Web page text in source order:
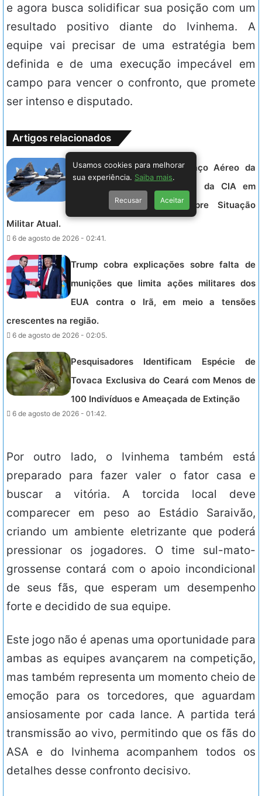
e agora busca solidificar sua posição com um
resultado positivo diante do Ivinhema. A
equipe vai precisar de uma estratégia bem
definida e de uma execução impecável em
campo para vencer o confronto, que promete
ser intenso e disputado.
Artigos relacionados
Rússia Pode Controlar Espaço Aéreo da
Ucrânia, Afirma Ex-Analista da CIA em
Avaliação Preocupante sobre Situação
Militar Atual.
6 de agosto de 2026 - 02:41.
Trump cobra explicações sobre falta de
munições que limita ações militares dos
EUA contra o Irã, em meio a tensões
crescentes na região.
6 de agosto de 2026 - 02:05.
Pesquisadores Identificam Espécie de
Tovaca Exclusiva do Ceará com Menos de
100 Indivíduos e Ameaçada de Extinção
6 de agosto de 2026 - 01:42.
Por outro lado, o Ivinhema também está
preparado para fazer valer o fator casa e
buscar a vitória. A torcida local deve
comparecer em peso ao Estádio Saraivão,
criando um ambiente eletrizante que poderá
pressionar os jogadores. O time sul-mato-
grossense contará com o apoio incondicional
de seus fãs, que esperam um desempenho
forte e decidido de sua equipe.
Este jogo não é apenas uma oportunidade para
ambas as equipes avançarem na competição,
mas também representa um momento cheio de
emoção para os torcedores, que aguardam
ansiosamente por cada lance. A partida terá
transmissão ao vivo, permitindo que os fãs do
ASA e do Ivinhema acompanhem todos os
detalhes desse confronto decisivo.
Usamos cookies para melhorar
sua experiência. Saiba mais.
Recusar Aceitar